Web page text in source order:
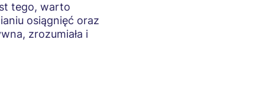
tego, warto
osiągnięć oraz
zrozumiała i